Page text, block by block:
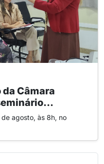
Câmara
agosto, às 8h, no